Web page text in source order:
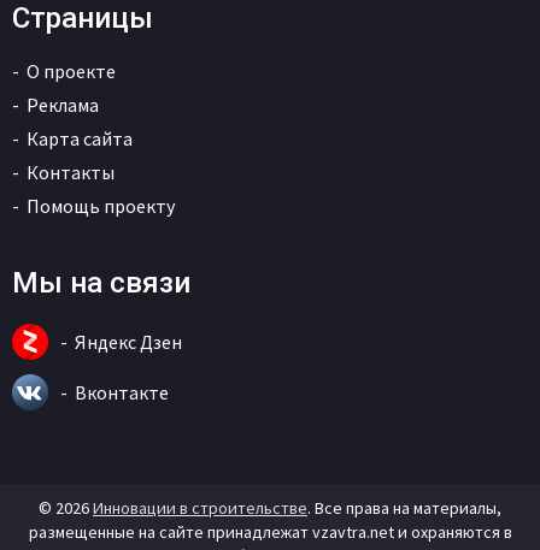
Страницы
О проекте
Реклама
Карта сайта
Контакты
Помощь проекту
Мы на связи
Яндекс Дзен
Вконтакте
© 2026Инновации в строительстве. Все права на материалы,
размещенные на сайте принадлежат vzavtra.net и охраняются в